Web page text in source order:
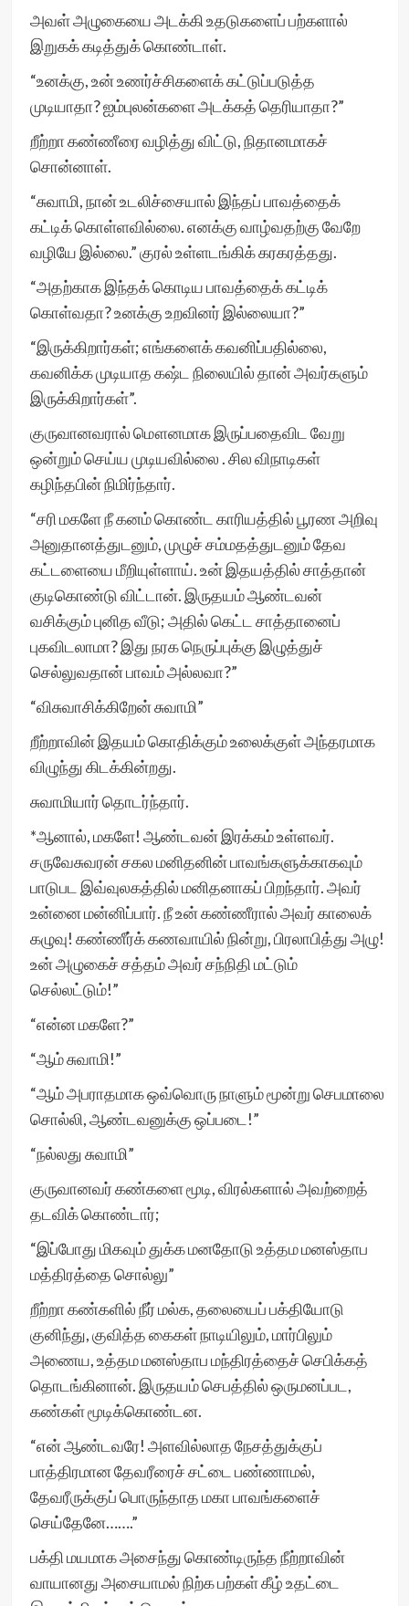
அவள் அழுகையை அடக்கி உதடுகளைப் பற்களால்
இறுகக் கடித்துக் கொண்டாள்.
“உனக்கு, உன் உணர்ச்சிகளைக் கட்டுப்படுத்த
முடியாதா? ஐம்புலன்களை அடக்கத் தெரியாதா?”
றீற்றா கண்ணீரை வழித்து விட்டு, நிதானமாகச்
சொன்னாள்.
“சுவாமி, நான் உடலிச்சையால் இந்தப் பாவத்தைக்
கட்டிக் கொள்ளவில்லை. எனக்கு வாழ்வதற்கு வேறே
வழியே இல்லை.” குரல் உள்ளடங்கிக் கரகரத்தது.
“அதற்காக இந்தக் கொடிய பாவத்தைக் கட்டிக்
கொள்வதா? உனக்கு உறவினர் இல்லையா?”
“இருக்கிறார்கள்; எங்களைக் கவனிப்பதில்லை,
கவனிக்க முடியாத கஷ்ட நிலையில் தான் அவர்களும்
இருக்கிறார்கள்”.
குருவானவரால் மௌனமாக இருப்பதைவிட வேறு
ஒன்றும் செய்ய முடியவில்லை . சில விநாடிகள்
கழிந்தபின் நிமிர்ந்தார்.
“சரி மகளே நீ கனம் கொண்ட காரியத்தில் பூரண அறிவு
அனுதானத்துடனும், முழுச் சம்மதத்துடனும் தேவ
கட்டளையை மீறியுள்ளாய். உன் இதயத்தில் சாத்தான்
குடிகொண்டு விட்டான். இருதயம் ஆண்டவன்
வசிக்கும் புனித வீடு; அதில் கெட்ட சாத்தானைப்
புகவிடலாமா? இது நரக நெருப்புக்கு இழுத்துச்
செல்லுவதான் பாவம் அல்லவா?”
“விசுவாசிக்கிறேன் சுவாமி”
றீற்றாவின் இதயம் கொதிக்கும் உலைக்குள் அந்தரமாக
விழுந்து கிடக்கின்றது.
சுவாமியார் தொடர்ந்தார்.
*ஆனால், மகளே! ஆண்டவன் இரக்கம் உள்ளவர்.
சருவேசுவரன் சகல மனிதனின் பாவங்களுக்காகவும்
பாடுபட இவ்வுலகத்தில் மனிதனாகப் பிறந்தார். அவர்
உன்னை மன்னிப்பார். நீ உன் கண்ணீரால் அவர் காலைக்
கழுவு! கண்ணீர்க் கணவாயில் நின்று, பிரலாபித்து அழு!
உன் அழுகைச் சத்தம் அவர் சந்நிதி மட்டும்
செல்லட்டும்!”
“என்ன மகளே?”
“ஆம் சுவாமி!”
“ஆம் அபராதமாக ஒவ்வொரு நாளும் மூன்று செபமாலை
சொல்லி, ஆண்டவனுக்கு ஒப்படை!”
“நல்லது சுவாமி”
குருவானவர் கண்களை மூடி, விரல்களால் அவற்றைத்
தடவிக் கொண்டார்;
“இப்போது மிகவும் துக்க மனதோடு உத்தம மனஸ்தாப
மத்திரத்தை சொல்லு”
றீற்றா கண்களில் நீர் மல்க, தலையைப் பக்தியோடு
குனிந்து, குவித்த கைகள் நாடியிலும், மார்பிலும்
அணைய, உத்தம மனஸ்தாப மந்திரத்தைச் செபிக்கத்
தொடங்கினான். இருதயம் செபத்தில் ஒருமனப்பட,
கண்கள் மூடிக்கொண்டன.
“என் ஆண்டவரே! அளவில்லாத நேசத்துக்குப்
பாத்திரமான தேவரீரைச் சட்டை பண்ணாமல்,
தேவரீருக்குப் பொருந்தாத மகா பாவங்களைச்
செய்தேனே…….”
பக்தி மயமாக அசைந்து கொண்டிருந்த நீற்றாவின்
வாயானது அசையாமல் நிற்க பற்கள் கீழ் உதட்டை